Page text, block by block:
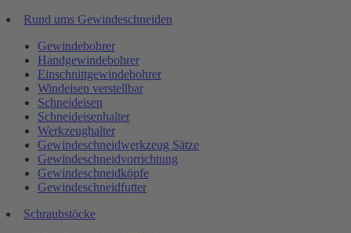
Rund ums Gewindeschneiden
Gewindebohrer
Handgewindebohrer
Einschnittgewindebohrer
Windeisen verstellbar
Schneideisen
Schneideisenhalter
Werkzeughalter
Gewindeschneidwerkzeug Sätze
Gewindeschneidvorrichtung
Gewindeschneidköpfe
Gewindeschneidfutter
Schraubstöcke